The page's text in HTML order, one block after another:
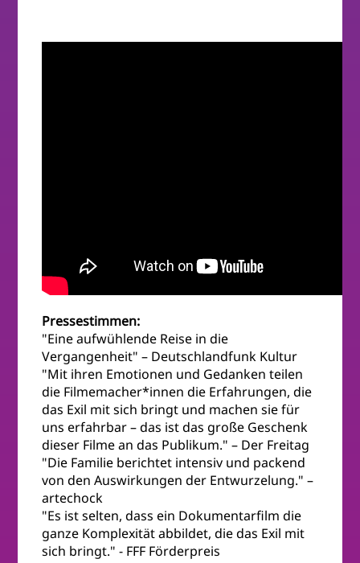
Pressestimmen:
"Eine aufwühlende Reise in die
Vergangenheit" – Deutschlandfunk Kultur
"Mit ihren Emotionen und Gedanken teilen
die Filmemacher*innen die Erfahrungen, die
das Exil mit sich bringt und machen sie für
uns erfahrbar – das ist das große Geschenk
dieser Filme an das Publikum." – Der Freitag
"Die Familie berichtet intensiv und packend
von den Auswir­kungen der Entwur­ze­lung." –
artechock
"Es ist selten, dass ein Dokumentarfilm die
ganze Komplexität abbildet, die das Exil mit
sich bringt." - FFF Förderpreis